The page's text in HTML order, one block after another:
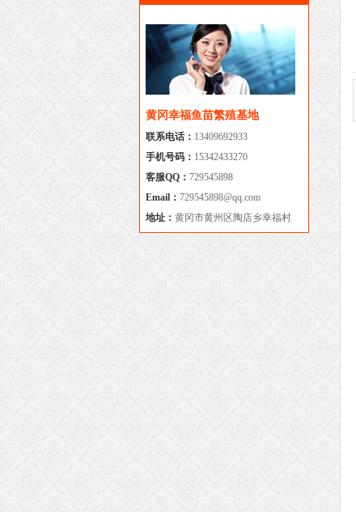
黄冈幸福鱼苗繁殖基地
联系电话： 13409692933
手机号码： 15342433270
客服QQ： 729545898
Email： 729545898@qq.com
地址： 黄冈市黄州区陶店乡幸福村